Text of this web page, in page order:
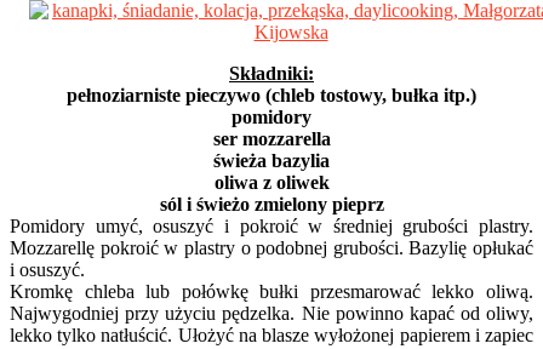
Składniki:
pełnoziarniste pieczywo (chleb tostowy, bułka itp.)
pomidory
ser mozzarella
świeża bazylia
oliwa z oliwek
sól i świeżo zmielony pieprz
Pomidory umyć, osuszyć i pokroić w średniej grubości plastry.
Mozzarellę pokroić w plastry o podobnej grubości. Bazylię opłukać
i osuszyć.
Kromkę chleba lub połówkę bułki przesmarować lekko oliwą.
Najwygodniej przy użyciu pędzelka. Nie powinno kapać od oliwy,
lekko tylko natłuścić. Ułożyć na blasze wyłożonej papierem i zapiec